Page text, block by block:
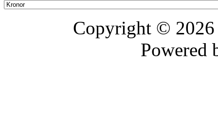
Copyright ©
Powered